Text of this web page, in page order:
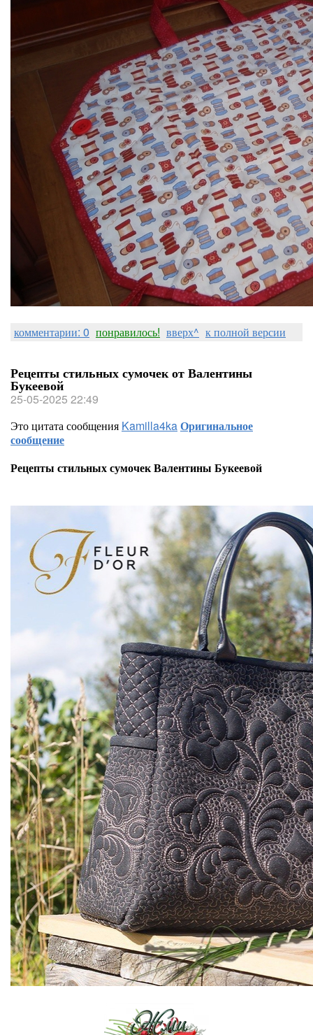
комментарии: 0 понравилось! вверх^ к полной версии
Рецепты стильных сумочек от Валентины
Букеевой
25-05-2025 22:49
Это цитата сообщения Kamilla4kaОригинальное
сообщение
Рецепты стильных сумочек Валентины Букеевой